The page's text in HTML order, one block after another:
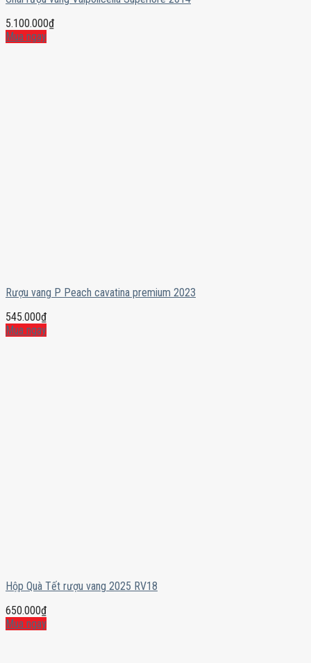
5.100.000₫
Mua ngay
Rượu vang P Peach cavatina premium 2023
545.000₫
Mua ngay
Hộp Quà Tết rượu vang 2025 RV18
650.000₫
Mua ngay